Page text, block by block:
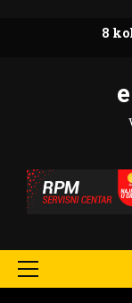
8
Primary